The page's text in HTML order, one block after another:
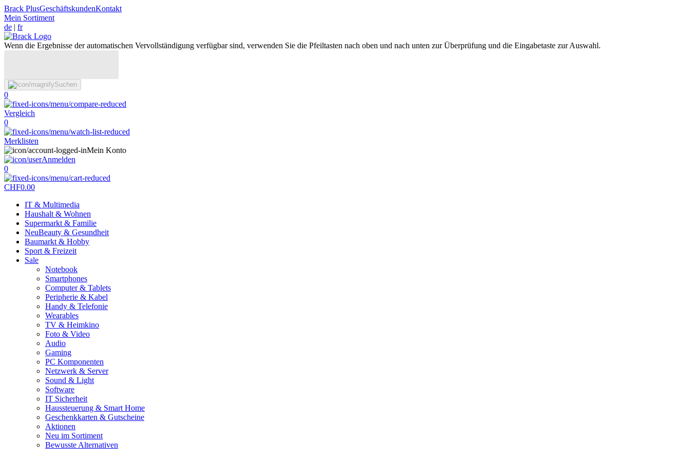
Brack PlusGeschäftskundenKontakt
Mein Sortiment
de | fr
Wenn die Ergebnisse der automatischen Vervollständigung verfügbar sind, verwenden Sie die Pfeiltasten nach oben und nach unten zur Überprüfung und die Eingabetaste zur Auswahl.
Suchen
0
Vergleich
0
Merklisten
Mein Konto
Anmelden
0
CHF0.00
IT & Multimedia
Haushalt & Wohnen
Supermarkt & Familie
NeuBeauty & Gesundheit
Baumarkt & Hobby
Sport & Freizeit
Sale
Notebook
Smartphones
Computer & Tablets
Peripherie & Kabel
Handy & Telefonie
Wearables
TV & Heimkino
Foto & Video
Audio
Gaming
PC Komponenten
Netzwerk & Server
Sound & Light
Software
IT Sicherheit
Haussteuerung & Smart Home
Geschenkkarten & Gutscheine
Aktionen
Neu im Sortiment
Bewusste Alternativen